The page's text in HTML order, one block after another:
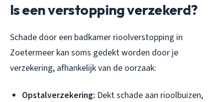
Is een verstopping verzekerd?
Schade door een badkamer rioolverstopping in
Zoetermeer kan soms gedekt worden door je
verzekering, afhankelijk van de oorzaak:
Opstalverzekering: Dekt schade aan rioolbuizen,